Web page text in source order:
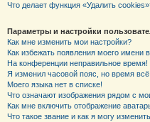
Что делает функция «Удалить
Параметры и настройки
Как мне изменить мои настройки?
Как избежать появления моего имени
На конференции неправильное время!
Я изменил часовой пояс, но время
Моего языка нет в списке!
Что означают изображения рядом с
Как мне включить отображение
Что такое звание и как я могу